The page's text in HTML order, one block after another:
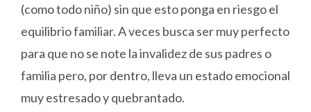
(como todo niño) sin que esto ponga en riesgo el
equilibrio familiar. A veces busca ser muy perfecto
para que no se note la invalidez de sus padres o
familia pero, por dentro, lleva un estado emocional
muy estresado y quebrantado.